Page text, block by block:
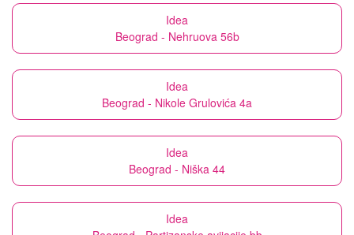
Idea
Beograd - Nehruova 56b
Idea
Beograd - Nikole Grulovića 4a
Idea
Beograd - Niška 44
Idea